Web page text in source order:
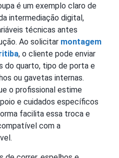
é um exemplo claro de
intermediação digital,
técnicas antes
Ao solicitar montagem
, o cliente pode enviar
do quarto, tipo de porta e
ou gavetas internas.
o profissional estime
e cuidados específicos
facilita essa troca e
com a